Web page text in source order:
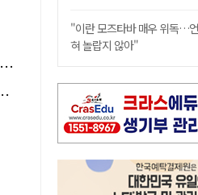
"이란 모즈타바 매우 위독…
혀 놀랍지 않아"